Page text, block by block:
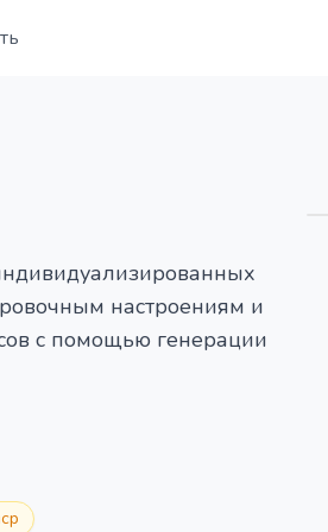
настроениям и
с помощью генерации